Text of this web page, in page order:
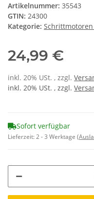
Artikelnummer: 35543
GTIN: 24300
Kategorie:
24,99 €
inkl. 20% USt. , zzgl.
inkl. 20% USt. , zzgl.
Sofort verfügbar
Lieferzeit:2 - 3 Werktage